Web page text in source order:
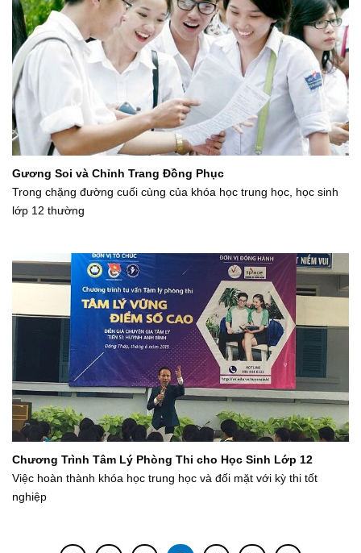
Gương Soi và Chỉnh Trang Đồng Phục
Trong chặng đường cuối cùng của khóa học trung học, học sinh
lớp 12 thường
Chương Trình Tâm Lý Phòng Thi cho Học Sinh Lớp 12
Việc hoàn thành khóa học trung học và đối mặt với kỳ thi tốt
nghiệp